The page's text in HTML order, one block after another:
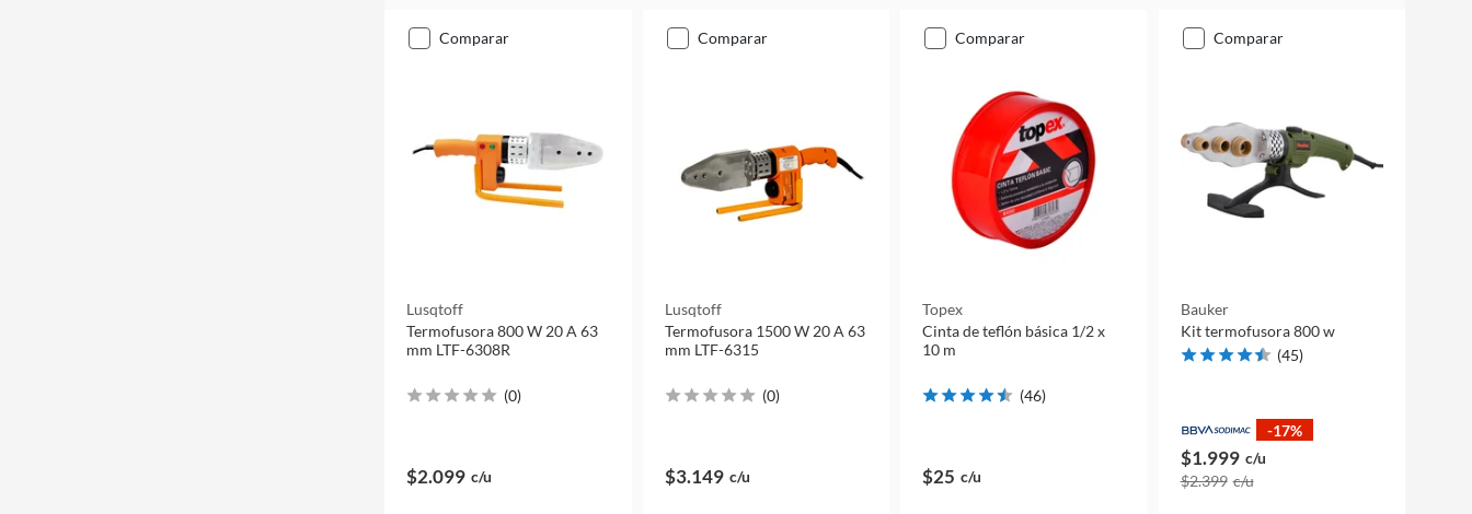
comparar
Lusqtoff
Termofusora 800 W 20 A 63
mm LTF-6308R
(0)
$2.099 c/u
comparar
Lusqtoff
Termofusora 1500 W 20 A 63
mm LTF-6315
(0)
$3.149 c/u
comparar
Topex
Cinta de teflón básica 1/2 x
10 m
(46)
$25 c/u
comparar
Bauker
Kit termofusora 800 w
(45)
-17%
$1.999 c/u
$2.399 c/u